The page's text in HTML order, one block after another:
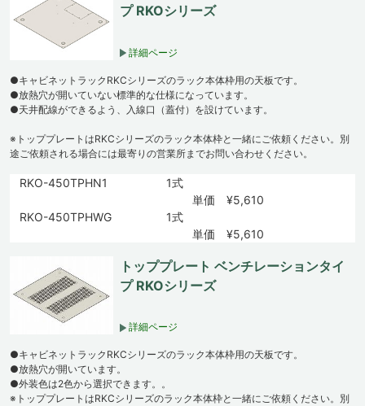
プ RKOシリーズ
詳細ページ
●キャビネットラックRKCシリーズのラック本体枠用の天板です。
●放熱穴が開いていない標準的な仕様になっています。
●天井配線ができるよう、入線口（蓋付）を設けています。
※トッププレートはRKCシリーズのラック本体枠と一緒にご依頼ください。別
途ご依頼される場合には最寄りの営業所までお問い合わせください。
RKO-450TPHN1
1式
単価 ¥5,610
RKO-450TPHWG
1式
単価 ¥5,610
トッププレート ベンチレーションタイ
プ RKOシリーズ
詳細ページ
●キャビネットラックRKCシリーズのラック本体枠用の天板です。
●放熱穴が開いています。
●外装色は2色から選択できます。。
※トッププレートはRKCシリーズのラック本体枠と一緒にご依頼ください。別